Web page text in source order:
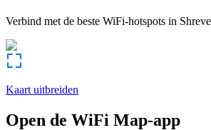
Verbind met de beste WiFi-hotspots in
Kaart uitbreiden
Open de WiFi Map-app